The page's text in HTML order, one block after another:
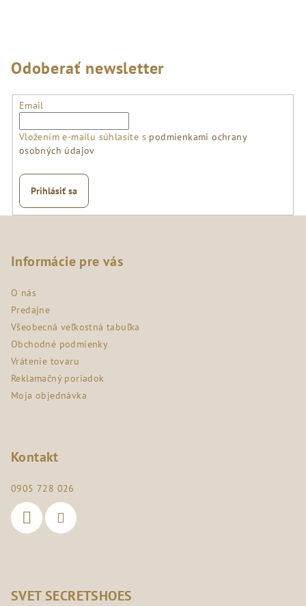
Odoberať newsletter
Email
Vložením e-mailu súhlasíte s podmienkami ochrany
osobných údajov
Prihlásiť sa
Informácie pre vás
O nás
Predajne
Všeobecná veľkostná tabuľka
Obchodné podmienky
Vrátenie tovaru
Reklamačný poriadok
Moja objednávka
Kontakt
0905 728 026
SVET SECRETSHOES